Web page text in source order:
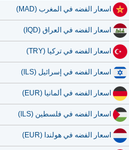
9 يوليو 2026
8 يوليو 2026
اسعار الفضه في المغرب (MAD)
اسعار الفضه في العراق (IQD)
اسعار الفضه في تركيا (TRY)
اسعار الفضه في إسرائيل (ILS)
اسعار الفضه في ألمانيا (EUR)
اسعار الفضه في فلسطين (ILS)
اسعار الفضه في هولندا (EUR)